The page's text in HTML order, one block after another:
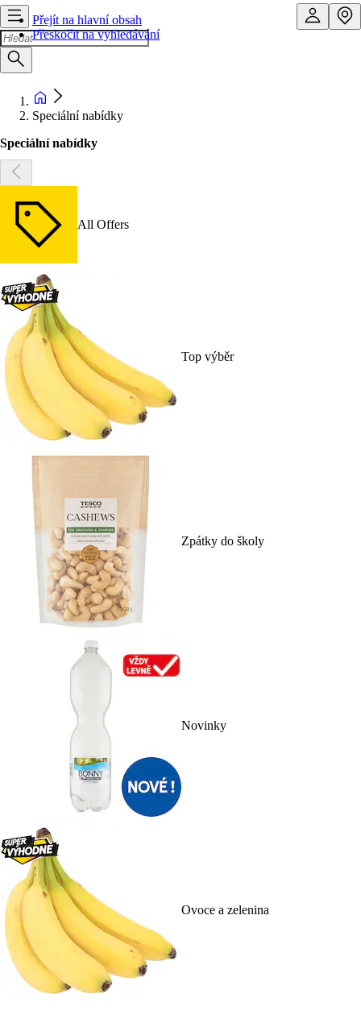
Přejít na hlavní obsah
Přeskočit na vyhledávání
Speciální nabídky
Speciální nabídky
All Offers
Top výběr
Zpátky do školy
Novinky
Ovoce a zelenina